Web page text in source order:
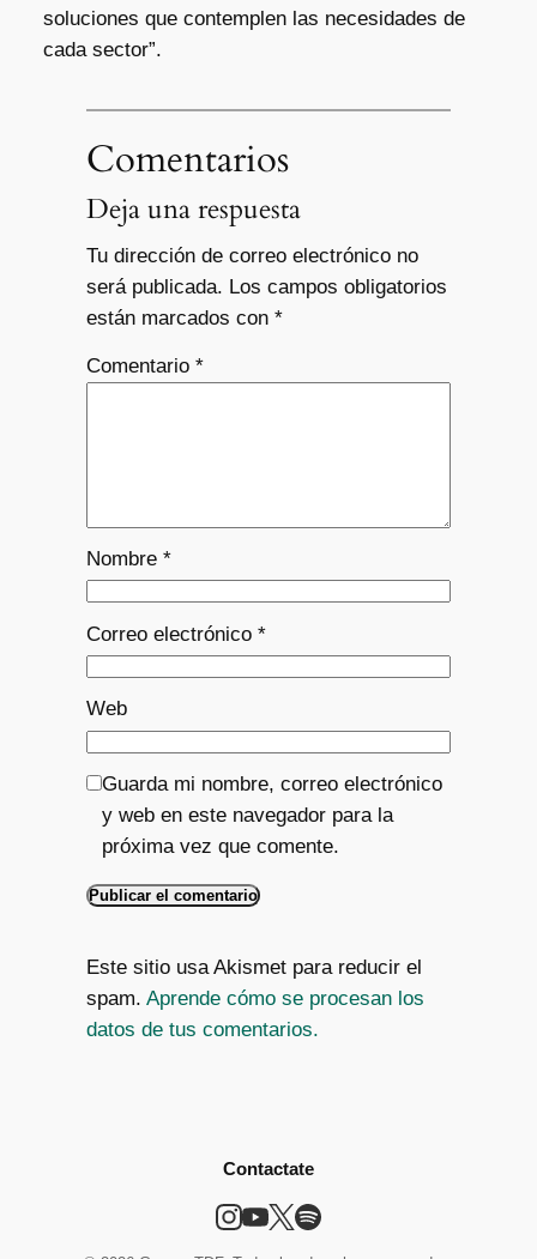
soluciones que contemplen las necesidades de
cada sector”.
Comentarios
Deja una respuesta
Tu dirección de correo electrónico no
será publicada. Los campos obligatorios
están marcados con *
Comentario *
Nombre *
Correo electrónico *
Web
Guarda mi nombre, correo electrónico
y web en este navegador para la
próxima vez que comente.
Este sitio usa Akismet para reducir el
spam. Aprende cómo se procesan los
datos de tus comentarios.
Contactate